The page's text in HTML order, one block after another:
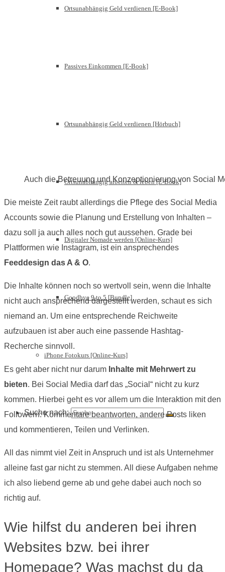
Ortsunabhängig Geld verdienen [E-Book]
Passives Einkommen [E-Book]
Ortsunabhängig Geld verdienen [Hörbuch]
Ortsunabhängig arbeiten & leben [E-Book]
Digitaler Nomade werden [Online-Kurs]
Goodbye 9 to 5 [Bundle]
iPhone Fotokurs [Online-Kurs]
Suche nach:
Auch die Betreuung und Konzeptionierung von Social
Die meiste Zeit raubt allerdings die Pflege des Social Media
Accounts sowie die Planung und Erstellung von Inhalten –
dazu soll ja auch alles noch gut aussehen. Grade bei
Plattformen wie Instagram, ist ein ansprechendes
Feeddesign das A & O.
Die Inhalte können noch so wertvoll sein, wenn die Inhalte
nicht auch ansprechend dargestellt werden, schaut es sich
niemand an. Um eine entsprechende Reichweite
aufzubauen ist aber auch eine passende Hashtag-
Recherche sinnvoll.
Es geht aber nicht nur darum Inhalte mit Mehrwert zu
bieten. Bei Social Media darf das „Social“ nicht zu kurz
kommen. Hierbei geht es vor allem um die Interaktion mit den
Followern: Kommentare beantworten, andere Posts liken
und kommentieren, Teilen und Verlinken.
All das nimmt viel Zeit in Anspruch und ist als Unternehmer
alleine fast gar nicht zu stemmen. All diese Aufgaben nehme
ich also liebend gerne ab und gehe dabei auch noch so
richtig auf.
Wie hilfst du anderen bei ihren
Websites bzw. bei ihrer
Homepage? Was machst du da